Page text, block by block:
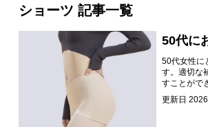
ショーツ 記事一覧
50代に
50代女性に
す。適切な
すことがで
更新日